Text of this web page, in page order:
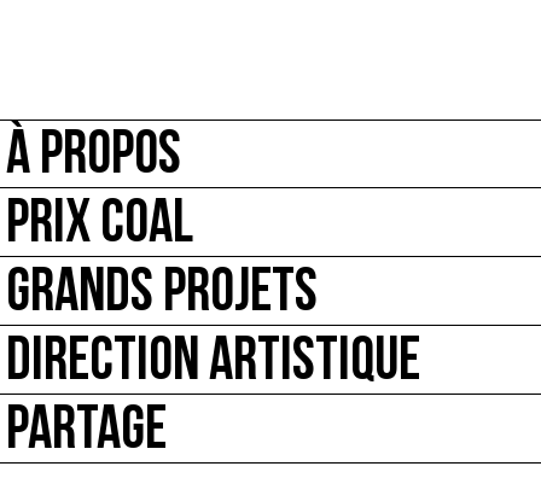
À PROPOS
PRIX COAL
GRANDS PROJETS
DIRECTION ARTISTIQUE
PARTAGE